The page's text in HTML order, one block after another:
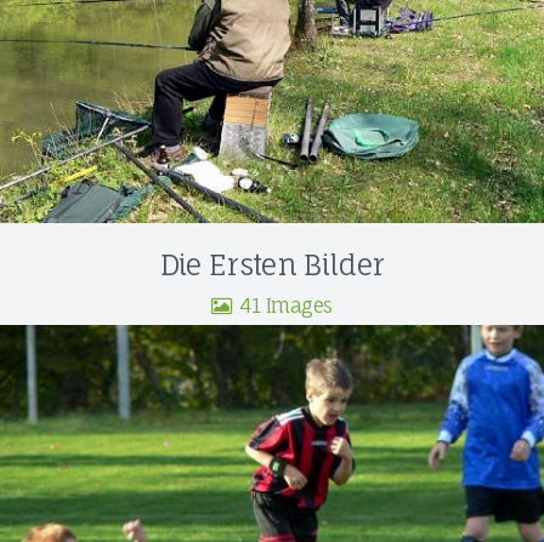
Die Ersten Bilder
41 Images